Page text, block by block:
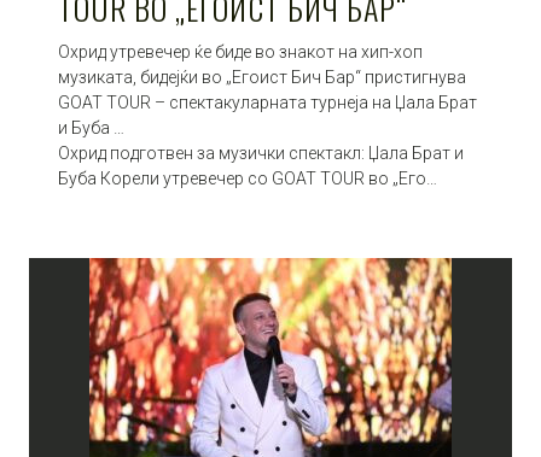
Охрид утревечер ќе биде во знакот на хип-хоп
музиката, бидејќи во „Егоист Бич Бар“ пристигнува
GOAT TOUR – спектакуларната турнеја на Џала Брат
и Буба …
Охрид подготвен за музички спектакл: Џала Брат и
Буба Корели утревечер со GOAT TOUR во „Его…